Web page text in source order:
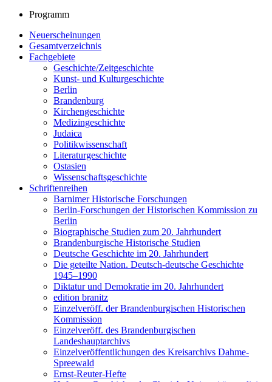
Programm
Neuerscheinungen
Gesamtverzeichnis
Fachgebiete
Geschichte/Zeitgeschichte
Kunst- und Kulturgeschichte
Berlin
Brandenburg
Kirchengeschichte
Medizingeschichte
Judaica
Politikwissenschaft
Literaturgeschichte
Ostasien
Wissenschaftsgeschichte
Schriftenreihen
Barnimer Historische Forschungen
Berlin-Forschungen der Historischen Kommission zu
Berlin
Biographische Studien zum 20. Jahrhundert
Brandenburgische Historische Studien
Deutsche Geschichte im 20. Jahrhundert
Die geteilte Nation. Deutsch-deutsche Geschichte
1945–1990
Diktatur und Demokratie im 20. Jahrhundert
edition branitz
Einzelveröff. der Brandenburgischen Historischen
Kommission
Einzelveröff. des Brandenburgischen
Landeshauptarchivs
Einzelveröffentlichungen des Kreisarchivs Dahme-
Spreewald
Ernst-Reuter-Hefte